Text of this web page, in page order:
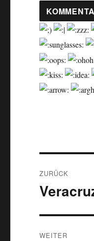
ZURÜCK
Vorheriger
WEITER